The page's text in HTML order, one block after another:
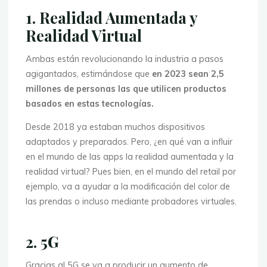
1. Realidad Aumentada y
Realidad Virtual
Ambas están revolucionando la industria a pasos
agigantados, estimándose que en 2023 sean 2,5
millones de personas las que utilicen productos
basados en estas tecnologías.
Desde 2018 ya estaban muchos dispositivos
adaptados y preparados. Pero, ¿en qué van a influir
en el mundo de las apps la realidad aumentada y la
realidad virtual? Pues bien, en el mundo del retail por
ejemplo, va a ayudar a la modificación del color de
las prendas o incluso mediante probadores virtuales.
2. 5G